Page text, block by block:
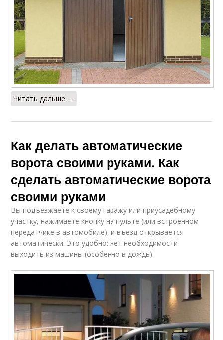
Читать дальше →
Как делать автоматические
ворота своими руками. Как
сделать автоматические ворота
своими руками
Вы подъезжаете к своему гаражу или приусадебному
участку, нажимаете кнопку на пульте (или встроенном
передатчике в автомобиле), и въезд открывается
автоматически. Это удобно: нет необходимости
выходить из машины (особенно в дождь).